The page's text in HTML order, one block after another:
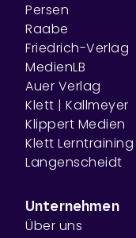
Persen
Raabe
Friedrich-Verlag
MedienLB
Auer Verlag
Klett | Kallmeyer
Klippert Medien
Klett Lerntraining
Langenscheidt
Unternehmen
Über uns